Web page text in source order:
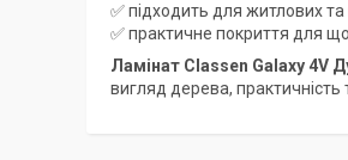
✅ підходить для житлових
✅ практичне покриття для
Ламінат Classen Galaxy 4V
вигляд дерева, практичність